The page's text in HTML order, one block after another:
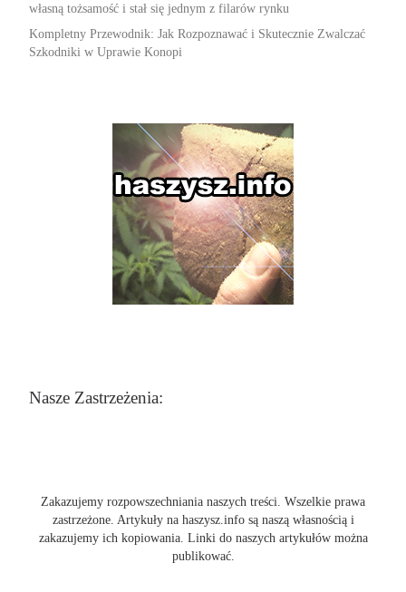
własną tożsamość i stał się jednym z filarów rynku
Kompletny Przewodnik: Jak Rozpoznawać i Skutecznie Zwalczać
Szkodniki w Uprawie Konopi
Nasze Zastrzeżenia:
Zakazujemy rozpowszechniania naszych treści. Wszelkie prawa
zastrzeżone. Artykuły na haszysz.info są naszą własnością i
zakazujemy ich kopiowania. Linki do naszych artykułów można
publikować.